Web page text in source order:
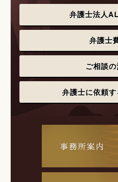
弁護士法人
弁護士
ご相談
弁護士に依頼